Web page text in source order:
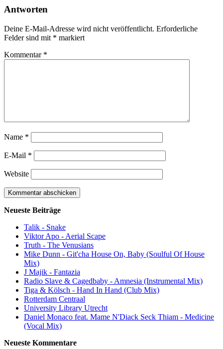
Antworten
Deine E-Mail-Adresse wird nicht veröffentlicht. Erforderliche
Felder sind mit * markiert
Kommentar *
Name *
E-Mail *
Website
Neueste Beiträge
Talik - Snake
Viktor Apo - Aerial Scape
Truth - The Venusians
Mike Dunn - Git'cha House On, Baby (Soulful Of House
Mix)
J Majik - Fantazia
Radio Slave & Cagedbaby - Amnesia (Instrumental Mix)
Tiga & Kölsch - Hand In Hand (Club Mix)
Rotterdam Centraal
University Library Utrecht
Daniel Monaco feat. Mame N'Diack Seck Thiam - Medicine
(Vocal Mix)
Neueste Kommentare